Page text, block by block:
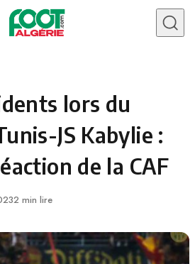
lors du
JS Kabylie :
de la CAF
2 min lire